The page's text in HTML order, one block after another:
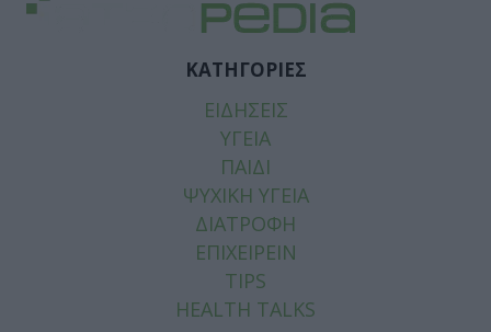
ΚΑΤΗΓΟΡΙΕΣ
ΕΙΔΗΣΕΙΣ
ΥΓΕΙΑ
ΠΑΙΔΙ
ΨΥΧΙΚΗ ΥΓΕΙΑ
ΔΙΑΤΡΟΦΗ
ΕΠΙΧΕΙΡΕΙΝ
TIPS
HEALTH TALKS